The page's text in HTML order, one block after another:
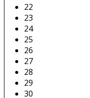
22
23
24
25
26
27
28
29
30